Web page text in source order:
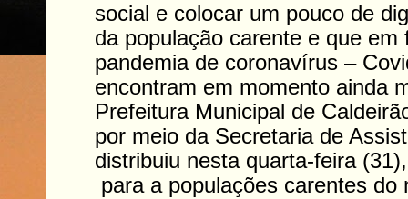
social e colocar um pouco de
da população carente e que em
pandemia de coronavírus –
encontram em momento ainda
Prefeitura Municipal de
por meio da Secretaria de
distribuiu nesta quarta-feira
para a populações carentes do